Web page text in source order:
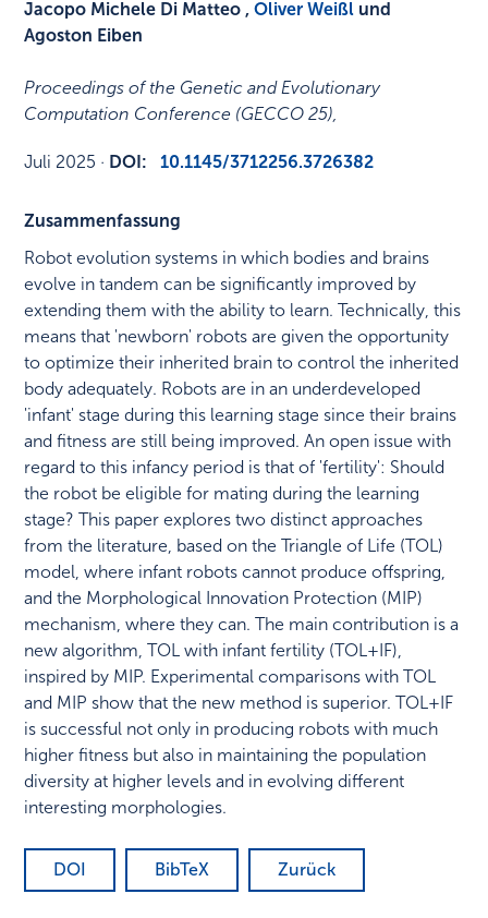
Jacopo Michele Di Matteo ,Oliver Weißl und
Agoston Eiben
Proceedings of the Genetic and Evolutionary
Computation Conference (GECCO 25),
Juli 2025 · DOI: 10.1145/3712256.3726382
Zusammenfassung
Robot evolution systems in which bodies and brains
evolve in tandem can be significantly improved by
extending them with the ability to learn. Technically, this
means that 'newborn' robots are given the opportunity
to optimize their inherited brain to control the inherited
body adequately. Robots are in an underdeveloped
'infant' stage during this learning stage since their brains
and fitness are still being improved. An open issue with
regard to this infancy period is that of 'fertility': Should
the robot be eligible for mating during the learning
stage? This paper explores two distinct approaches
from the literature, based on the Triangle of Life (TOL)
model, where infant robots cannot produce offspring,
and the Morphological Innovation Protection (MIP)
mechanism, where they can. The main contribution is a
new algorithm, TOL with infant fertility (TOL+IF),
inspired by MIP. Experimental comparisons with TOL
and MIP show that the new method is superior. TOL+IF
is successful not only in producing robots with much
higher fitness but also in maintaining the population
diversity at higher levels and in evolving different
interesting morphologies.
DOI BibTeX Zurück